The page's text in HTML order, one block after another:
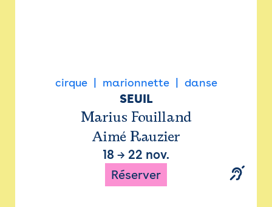
cirque marionnette danse
SEUIL
Marius Fouilland
Aimé Rauzier
18 → 22 nov.
Réserver